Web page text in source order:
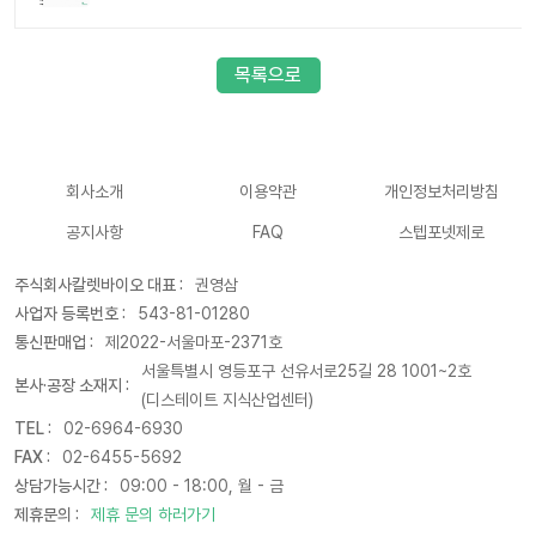
목록으로
회사소개 이용약관 개인정보처리방침
공지사항 FAQ 스텝포넷제로
주식회사칼렛바이오 대표 :
권영삼
사업자 등록번호 :
543-81-01280
통신판매업 :
제2022-서울마포-2371호
본사·공장 소재지 :
서울특별시 영등포구 선유서로25길 28 1001~2호
(디스테이트 지식산업센터)
TEL :
02-6964-6930
FAX :
02-6455-5692
상담가능시간 :
09:00 - 18:00, 월 - 금
제휴문의 :
제휴 문의 하러가기